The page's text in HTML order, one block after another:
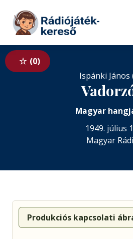
Tovább a tartalomhoz
0
Ispánki János
Magyar
1949. július
Magyar
Produkciós kapcsolati